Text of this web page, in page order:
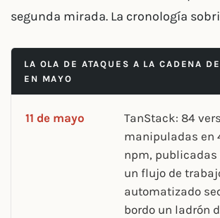
segunda mirada. La cronología
LA OLA DE ATAQUES A LA CADENA
EN MAYO
11 de mayo
TanStack: 84
manipuladas en
npm, publicadas
un flujo de
automatizado
bordo un ladrón